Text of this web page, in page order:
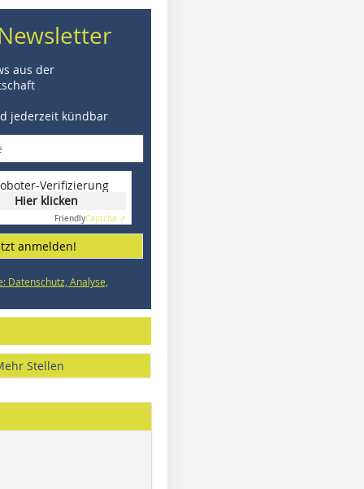
aus der
jederzeit kündbar
Verifizierung
Hier klicken
FriendlyCaptcha ⇗
anmelden!
Datenschutz, Analyse,
Stellen